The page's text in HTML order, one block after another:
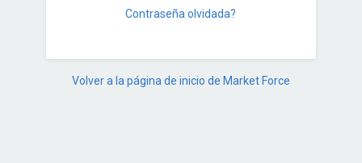
Contraseña olvidada?
Volver a la página de inicio de Market Force